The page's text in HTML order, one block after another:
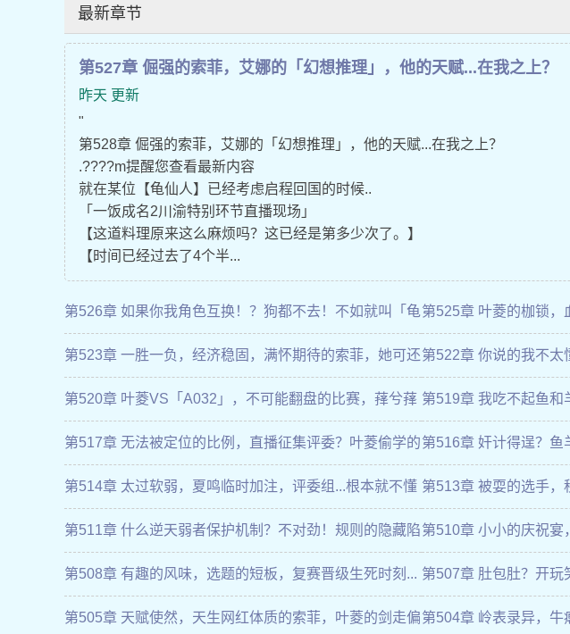
最新章节
第527章 倔强的索菲，艾娜的「幻想推理」，他的天赋...在我之上？
昨天 更新
"
第528章 倔强的索菲，艾娜的「幻想推理」，他的天赋...在我之上？
.????m提醒您查看最新内容
就在某位【龟仙人】已经考虑启程回国的时候..
「一饭成名2川渝特别环节直播现场」
【这道料理原来这么麻烦吗？这已经是第多少次了。】
【时间已经过去了4个半...
第526章 如果你我角色互换！？狗都不去！不如就叫「龟
仙人」吧！！！
第525章 叶菱的枷锁，
大章）
第523章 一胜一负，经济稳固，满怀期待的索菲，她可还
差的远呢...
第522章 你说的我不太
你的理由..
第520章 叶菱VS「A032」，不可能翻盘的比赛，萚兮萚
兮？？？
第519章 我吃不起鱼和
墙角的叶菱...
第517章 无法被定位的比例，直播征集评委？叶菱偷学的
融合菜！！！
第516章 奸计得逞？鱼
固定比例啊！
第514章 太过软弱，夏鸣临时加注，评委组...根本就不懂
什么是水饺！
第513章 被耍的选手，
率最大化途径..
第511章 什么逆天弱者保护机制？不对劲！规则的隐藏陷
阱与众生相...
第510章 小小的庆祝宴
制...是掠夺？
第508章 有趣的风味，选题的短板，复赛晋级生死时刻...
叶菱999？
第507章 肚包肚？开玩
顶三鲜！
第505章 天赋使然，天生网红体质的索菲，叶菱的剑走偏第504章 岭表录异，牛